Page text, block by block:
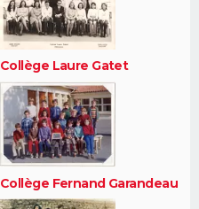
Collège Laure Gatet
Collège Fernand Garandeau